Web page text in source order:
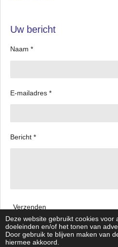
Deze website gebruikt cookies voor
doeleinden en/of het tonen van
Door gebruik te blijven maken van
hiermee akkoord.
Uw bericht
Naam *
E-mailadres *
Bericht *
Verzenden